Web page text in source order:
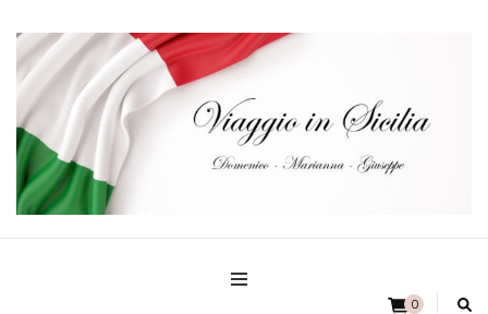
Viaggio in Sicilia
Domenico – Marianna – Giuseppe
0